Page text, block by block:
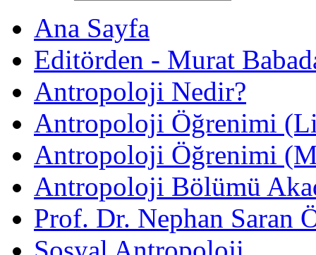
Ana Sayfa
Editörden - Murat
Antropoloji Nedir?
Antropoloji Öğrenimi
Antropoloji Öğrenimi
Antropoloji Bölümü
Prof. Dr. Nephan Saran